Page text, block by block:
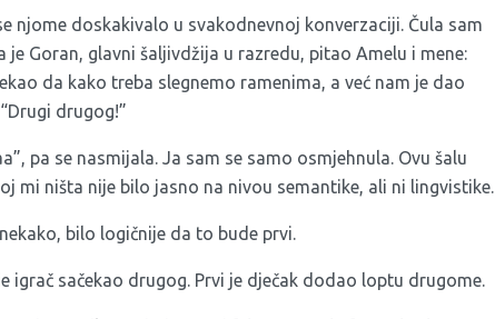
njome doskakivalo u svakodnevnoj konverzaciji. Čula sam
Goran, glavni šaljivdžija u razredu, pitao Amelu i mene:
da kako treba slegnemo ramenima, a već nam je dao
drugog!”
pa se nasmijala. Ja sam se samo osmjehnula. Ovu šalu
mi ništa nije bilo jasno na nivou semantike, ali ni lingvistike.
bilo logičnije da to bude prvi.
igrač sačekao drugog. Prvi je dječak dodao loptu drugome.